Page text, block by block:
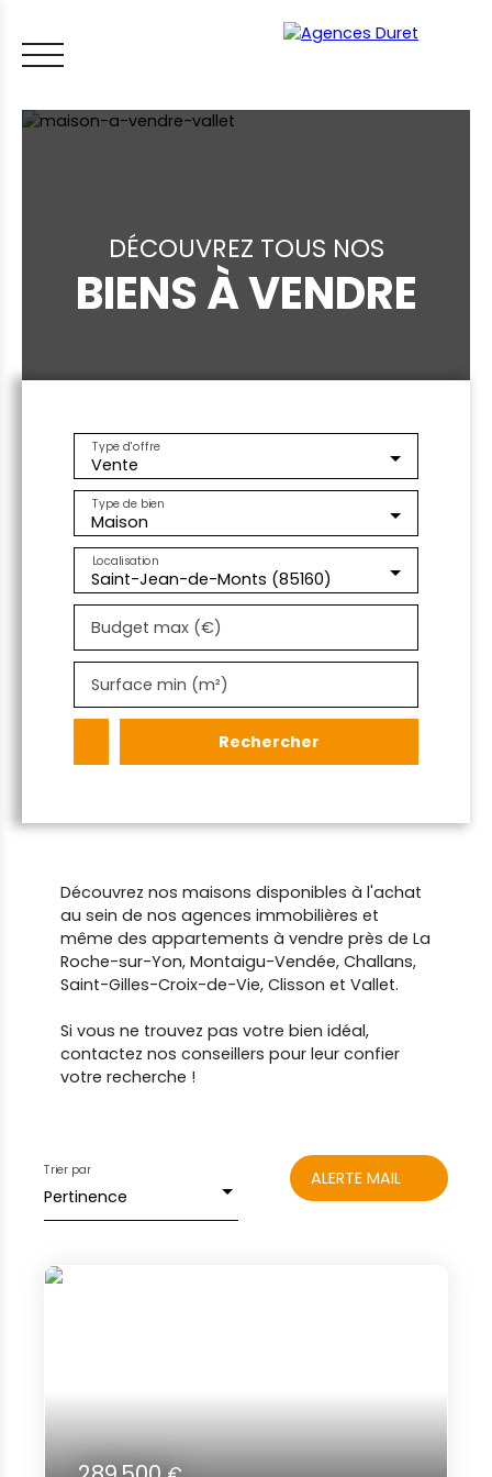
ACHETER VENDRE LOUER FAIRE GÉRER
LES CONSEILS IMMO ESTIMER MON BIEN
DÉCOUVREZ TOUS NOS
BIENS À VENDRE
Vente
Type d'offre
Maison
Type de bien
Saint-Jean-de-Monts (85160)
Localisation
Budget max (€)
Surface min (m²)
Rechercher
Découvrez nos maisons disponibles à l'achat
au sein de nos agences immobilières et
même des appartements à vendre près de La
Roche-sur-Yon, Montaigu-Vendée, Challans,
Saint-Gilles-Croix-de-Vie, Clisson et Vallet.
Si vous ne trouvez pas votre bien idéal,
contactez nos conseillers pour leur confier
votre recherche !
Pertinence
Trier par ALERTE MAIL